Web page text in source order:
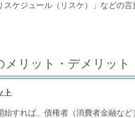
ケジュール（リスケ）」などの言
メリット・デメリット
ト
すれば、債権者（消費者金融など